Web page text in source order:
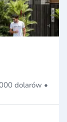
dolarów •